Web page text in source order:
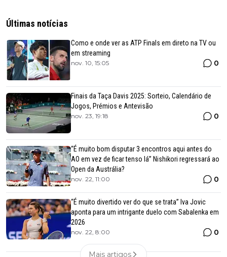
Últimas notícias
Como e onde ver as ATP Finals em direto na TV ou
em streaming
nov. 10, 15:05 0
Finais da Taça Davis 2025: Sorteio, Calendário de
Jogos, Prémios e Antevisão
nov. 23, 19:18 0
“É muito bom disputar 3 encontros aqui antes do
AO em vez de ficar tenso lá” Nishikori regressará ao
Open da Austrália?
nov. 22, 11:00 0
“É muito divertido ver do que se trata” Iva Jovic
aponta para um intrigante duelo com Sabalenka em
2026
nov. 22, 8:00 0
Mais artigos